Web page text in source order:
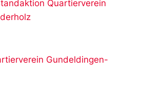
Quartierverein
Gundeldingen-